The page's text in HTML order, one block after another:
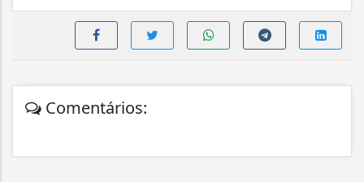
Comentários: